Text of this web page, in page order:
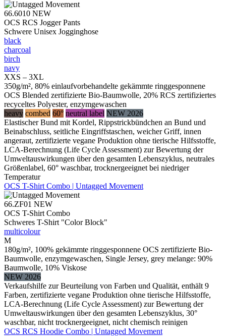
66.6010 NEW
OCS RCS Jogger Pants
Schwere Unisex Jogginghose
black
charcoal
birch
navy
XXS – 3XL
350g/m², 80% einlaufvorbehandelte gekämmte ringgesponnene
OCS Blended zertifizierte Bio-Baumwolle, 20% RCS zertifiziertes
recyceltes Polyester, enzymgewaschen
heavy combed 60° neutral label NEW 2026
Elastischer Bund mit Kordel, Rippstrickbündchen an Bund und
Beinabschluss, seitliche Eingriffstaschen, weicher Griff, innen
angeraut, zertifizierte vegane Produktion ohne tierische Hilfsstoffe,
LCA-Berechnung (Life Cycle Assessment) zur Bewertung der
Umweltauswirkungen über den gesamten Lebenszyklus, neutrales
Größenlabel, 60° waschbar, trocknergeeignet bei niedriger
Temperatur
OCS T-Shirt Combo | Untagged Movement
66.ZF01 NEW
OCS T-Shirt Combo
Schweres T-Shirt "Color Block"
multicolour
M
180g/m², 100% gekämmte ringgesponnene OCS zertifizierte Bio-
Baumwolle, enzymgewaschen, Single Jersey, grey melange: 90%
Baumwolle, 10% Viskose
NEW 2026
Verkaufshilfe zur Beurteilung von Farben und Qualität, enthält 9
Farben, zertifizierte vegane Produktion ohne tierische Hilfsstoffe,
LCA-Berechnung (Life Cycle Assessment) zur Bewertung der
Umweltauswirkungen über den gesamten Lebenszyklus, 30°
waschbar, nicht trocknergeeignet, nicht chemisch reinigen
OCS RCS Hoodie Combo | Untagged Movement